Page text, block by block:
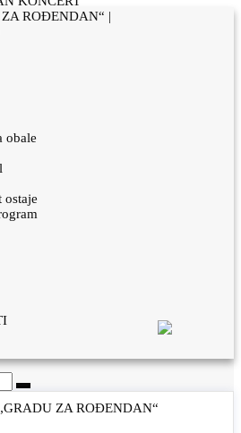
obale
ostaje